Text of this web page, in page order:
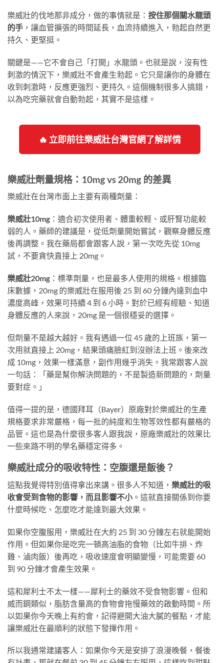
樂威壯的伐地那非成分，做的事情就是： 按住那個關水龍頭
的手 ，讓血管擴張的時間延長，血流持續進入，勃起自然更
持久、更堅挺。
關鍵是——它不會自己「打開」水龍頭。也就是說，沒有性
刺激的情況下，樂威壯不會產生勃起。它只是讓你的身體在
收到刺激時，反應更強烈、更持久。這個機制很多人搞錯，
以為吃完藥就會自動勃起，其實不是這樣。
🔥 立即前往樂威壯台灣官網了解詳情
樂威壯劑量規格：10mg vs 20mg 的差異
樂威壯在台灣市面上主要有兩種劑量：
樂威壯10mg ：適合初次使用者、體重較輕、或肝腎功能較
弱的人。藥師的建議是，從低劑量開始嘗試，觀察身體反應
後再調整。我在藥局都會跟客人說，第一次吃先從 10mg
試，不要貪快直接上 20mg。
樂威壯20mg ：標準劑量，也是最多人使用的規格。根據臨
床數據，20mg 的樂威壯在服用後 25 到 60 分鐘內達到血中
濃度高峰，效果可持續 4 到 6 小時。對於已經有經驗、知道
身體反應的人來說，20mg 是一個很穩妥的選擇。
但劑量不是越大越好。我有遇過一位 45 歲的上班族，第一
次用就直接上 20mg，結果頭痛臉紅到沒辦法上班。後來改
成 10mg，效果一樣滿意，副作用幾乎消失。我常跟客人說
一句話：「藥是幫你解決問題的，不是製造新問題的，劑量
要對症。」
值得一提的是，德國拜耳（Bayer）原廠對於樂威壯的生產
規格要求非常嚴格，每一批的純度和生物等效性都有嚴格的
品管。這也是為什麼很多客人跟我說，原廠樂威壯的效果比
一些來路不明的學名藥穩定得多。
樂威壯成分的吸收特性：空腹還是飯後？
這點我覺得特別值得拿出來講。很多人不知道， 樂威壯的吸
收會受到食物的影響，而且影響不小。這就直接關係到你要
什麼時候吃、怎麼吃才能達到最大效果。
如果你空腹服用，樂威壯在大約 25 到 30 分鐘左右就能開始
作用。但如果你是吃完一頓高油脂的食物（比如牛排、炸
雞、滷肉飯）後再吃，吸收速度會明顯變慢，可能需要 60
到 90 分鐘才會產生效果。
這和犀利士不太一樣——犀利士的藥效不受食物影響。但和
威而鋼類似，脂肪含量高的食物會拖慢藥效的啟動時間。所
以如果你今天晚上有約會，記得避開大油大膩的餐點，才能
讓樂威壯在最順利的狀態下發揮作用。
所以我通常建議客人：如果你今天是安排了浪漫晚餐，餐後